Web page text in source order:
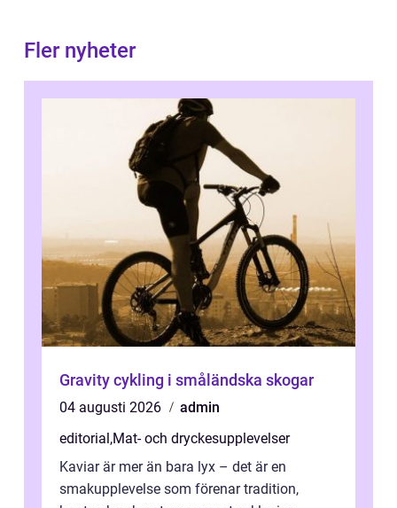
Fler nyheter
Gravity cykling i småländska skogar
04 augusti 2026
admin
editorial ,Mat- och dryckesupplevelser
Kaviar är mer än bara lyx – det är en
smakupplevelse som förenar tradition,